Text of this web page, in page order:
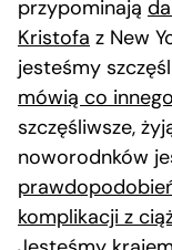
przypominają
Kristofa z New
jesteśmy
mówią co innego
szczęśliwsze,
noworodnków
komplikacji z